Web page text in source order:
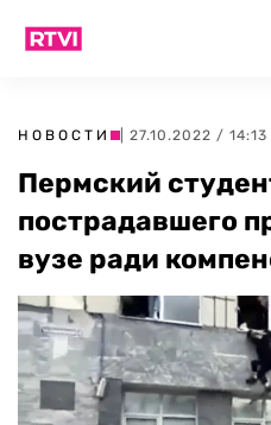
НОВОСТИ | 27.10.2022 / 14:13
Пермский
пострадавшего
вузе ради